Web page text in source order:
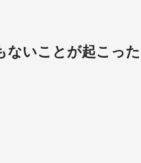
ないことが起こった